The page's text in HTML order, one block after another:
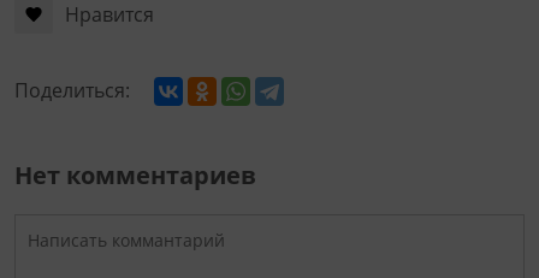
Нравится
Поделиться:
Нет комментариев